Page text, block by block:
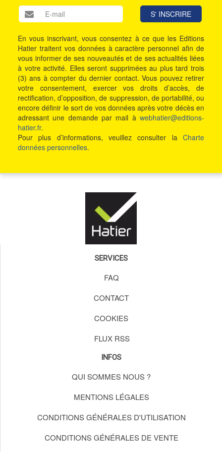
En vous inscrivant, vous consentez à ce que les Editions
Hatier traitent vos données à caractère personnel afin de
vous informer de ses nouveautés et de ses actualités liées
à votre activité. Elles seront supprimées au plus tard trois
(3) ans à compter du dernier contact. Vous pouvez retirer
votre consentement, exercer vos droits d’accès, de
rectification, d’opposition, de suppression, de portabilité, ou
encore définir le sort de vos données après votre décès en
adressant une demande par mail à webhatier@editions-
hatier.fr.
Pour plus d’informations, veuillez consulter la Charte
données personnelles.
SERVICES
FAQ
CONTACT
COOKIES
FLUX RSS
INFOS
QUI SOMMES NOUS ?
MENTIONS LÉGALES
CONDITIONS GÉNÉRALES D'UTILISATION
CONDITIONS GÉNÉRALES DE VENTE